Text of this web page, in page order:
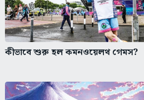
কীভাবে শুরু হল কমনওয়েলথ গেমস?